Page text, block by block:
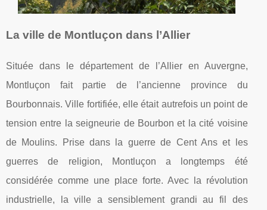
La ville de Montluçon dans l’Allier
Située dans le département de l’Allier en Auvergne,
Montluçon fait partie de l’ancienne province du
Bourbonnais. Ville fortifiée, elle était autrefois un point de
tension entre la seigneurie de Bourbon et la cité voisine
de Moulins. Prise dans la guerre de Cent Ans et les
guerres de religion, Montluçon a longtemps été
considérée comme une place forte. Avec la révolution
industrielle, la ville a sensiblement grandi au fil des